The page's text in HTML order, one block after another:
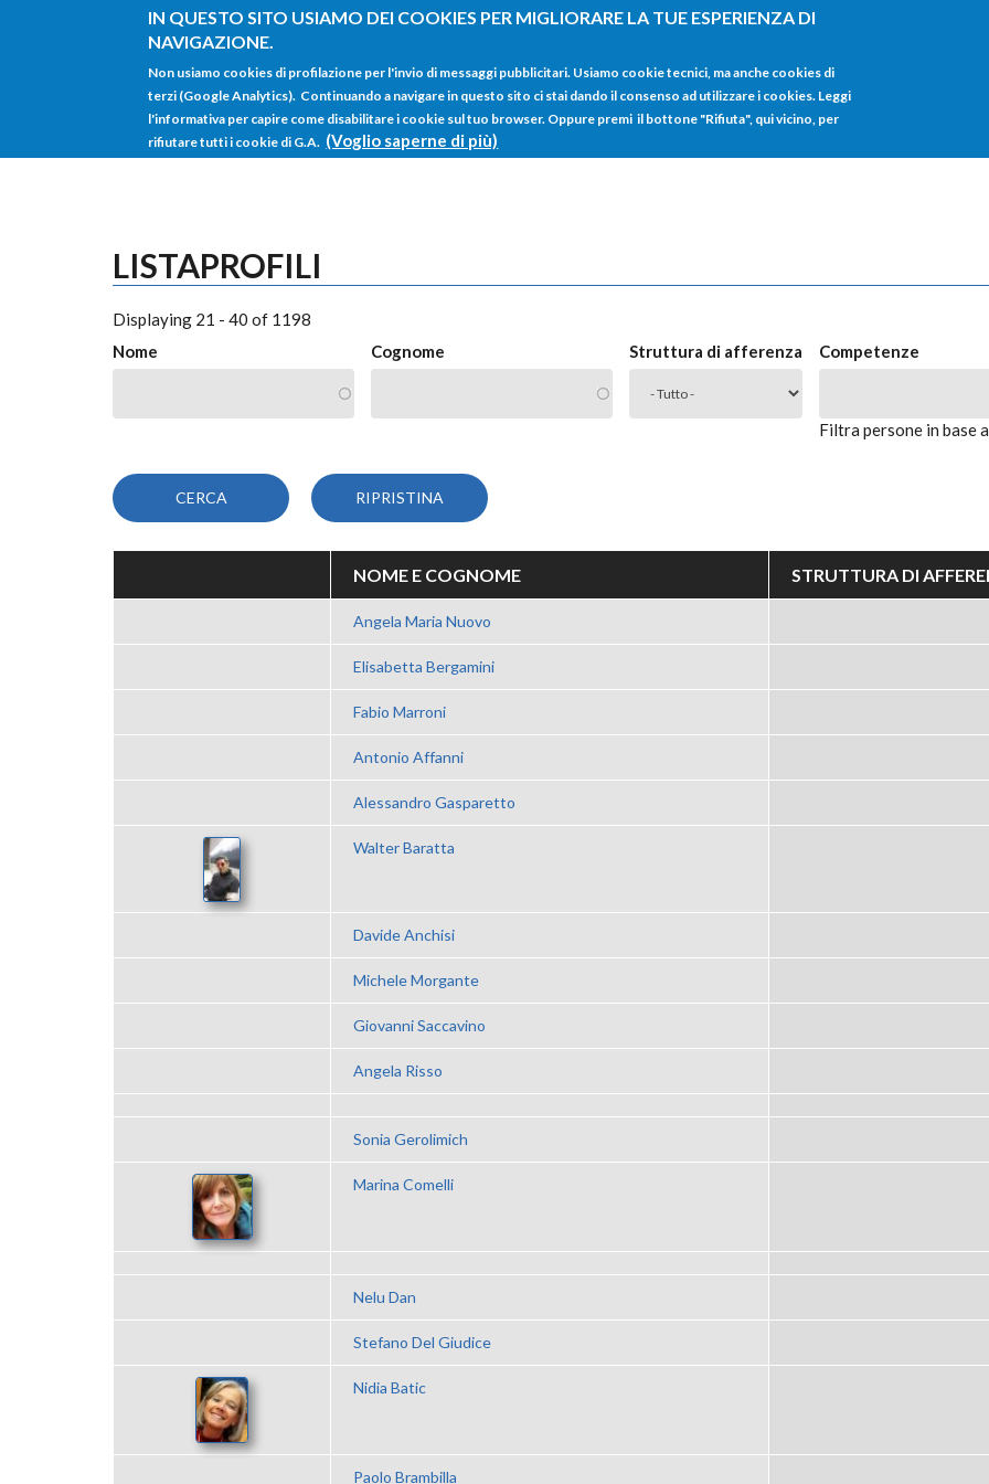
IN QUESTO SITO USIAMO DEI COOKIES PER MIGLIORARE LA TUE ESPERIENZA DI
NAVIGAZIONE.
Non usiamo cookies di profilazione per l'invio di messaggi pubblicitari. Usiamo cookie tecnici, ma anche cookies di
terzi (Google Analytics). Continuando a navigare in questo sito ci stai dando il consenso ad utilizzare i cookies. Leggi
l'informativa per capire come disabilitare i cookie sul tuo browser. Oppure premi il bottone "Rifiuta", qui vicino, per
rifiutare tutti i cookie di G.A. (Voglio saperne di più)
Salta al contenuto principale
HOME
LISTAPROFILI
Displaying 21 - 40 of 1198
Nome
Cognome Struttura di afferenza Competenze
Filtra persone in base
NOME E COGNOME STRUTTURA DI
Angela Maria Nuovo
Elisabetta Bergamini
Fabio Marroni
Antonio Affanni
Alessandro Gasparetto
Walter Baratta
Davide Anchisi
Michele Morgante
Giovanni Saccavino
Angela Risso
Sonia Gerolimich
Marina Comelli
Nelu Dan
Stefano Del Giudice
Nidia Batic
Paolo Brambilla